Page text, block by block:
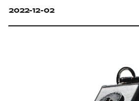
2022-12-02